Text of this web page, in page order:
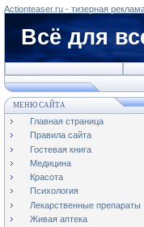
Actionteaser.ru - тизерная
Всё для
МЕНЮ САЙТА
Главная страница
Правила сайта
Гостевая книга
Медицина
Красота
Психология
Лекарственные препараты
Живая аптека